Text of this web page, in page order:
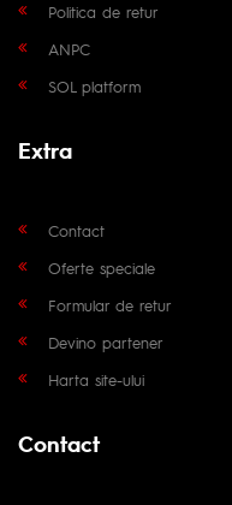
Politica de retur
ANPC
SOL platform
Extra
Contact
Oferte speciale
Formular de retur
Devino partener
Harta site-ului
Contact